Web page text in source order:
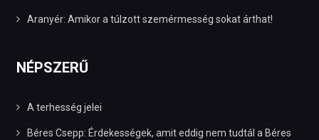
Aranyér: Amikor a túlzott szemérmesség sokat árthat!
NÉPSZERŰ
A terhesség jelei
Béres Csepp: Érdekességek, amit eddig nem tudtál a Béres